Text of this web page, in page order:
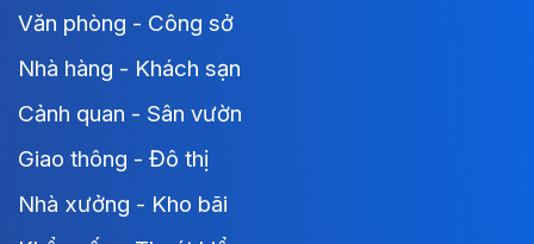
Văn phòng - Công sở
Nhà hàng - Khách sạn
Cảnh quan - Sân vườn
Giao thông - Đô thị
Nhà xưởng - Kho bãi